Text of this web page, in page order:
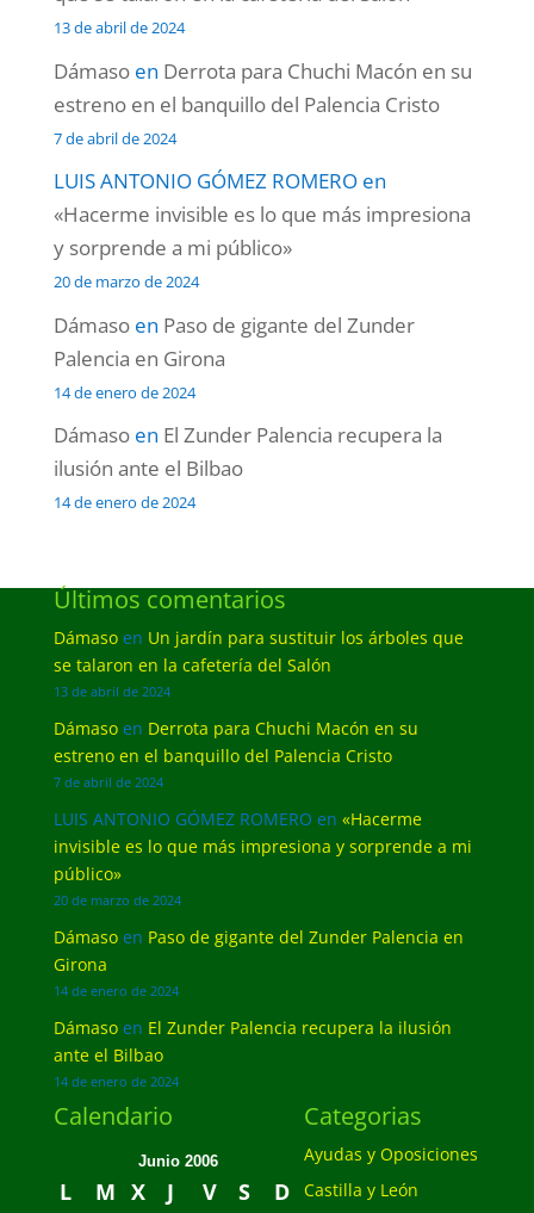
13 de abril de 2024
Dámasoen Derrota para Chuchi Macón en su
estreno en el banquillo del Palencia Cristo
7 de abril de 2024
LUIS ANTONIO GÓMEZ ROMEROen
«Hacerme invisible es lo que más impresiona
y sorprende a mi público»
20 de marzo de 2024
Dámasoen Paso de gigante del Zunder
Palencia en Girona
14 de enero de 2024
Dámasoen El Zunder Palencia recupera la
ilusión ante el Bilbao
14 de enero de 2024
Últimos comentarios
Dámasoen Un jardín para sustituir los árboles que
se talaron en la cafetería del Salón
13 de abril de 2024
Dámasoen Derrota para Chuchi Macón en su
estreno en el banquillo del Palencia Cristo
7 de abril de 2024
LUIS ANTONIO GÓMEZ ROMERO en «Hacerme
invisible es lo que más impresiona y sorprende a mi
público»
20 de marzo de 2024
Dámasoen Paso de gigante del Zunder Palencia en
Girona
14 de enero de 2024
Dámasoen El Zunder Palencia recupera la ilusión
ante el Bilbao
14 de enero de 2024
Calendario
Junio 2006
L M X J V S
D
Categorias
Ayudas y Oposiciones
Castilla y León